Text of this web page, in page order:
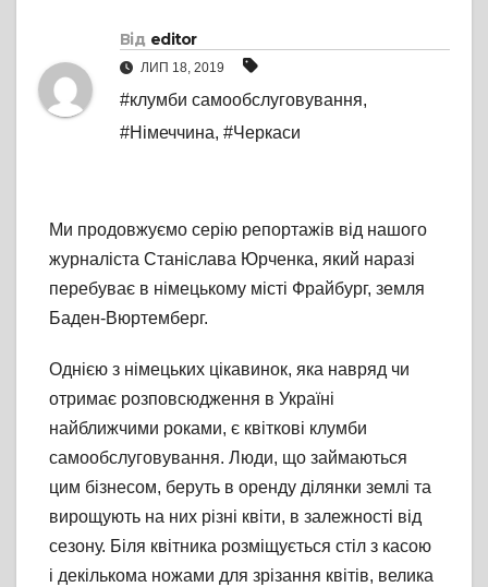
Від editor
ЛИП 18, 2019
#клумби самообслуговування,
#Німеччина, #Черкаси
Ми продовжуємо серію репортажів від нашого
журналіста Станіслава Юрченка, який наразі
перебуває в німецькому місті Фрайбург, земля
Баден-Вюртемберг.
Однією з німецьких цікавинок, яка навряд чи
отримає розповсюдження в Україні
найближчими роками, є квіткові клумби
самообслуговування. Люди, що займаються
цим бізнесом, беруть в оренду ділянки землі та
вирощують на них різні квіти, в залежності від
сезону. Біля квітника розміщується стіл з касою
і декількома ножами для зрізання квітів, велика